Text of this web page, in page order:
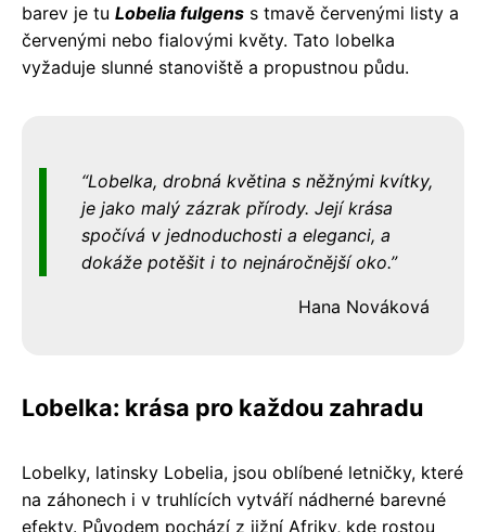
barev je tu Lobelia fulgens s tmavě červenými listy a
červenými nebo fialovými květy. Tato lobelka
vyžaduje slunné stanoviště a propustnou půdu.
Lobelka, drobná květina s něžnými kvítky,
je jako malý zázrak přírody. Její krása
spočívá v jednoduchosti a eleganci, a
dokáže potěšit i to nejnáročnější oko.
Hana Nováková
Lobelka: krása pro každou zahradu
Lobelky, latinsky Lobelia, jsou oblíbené letničky, které
na záhonech i v truhlících vytváří nádherné barevné
efekty. Původem pochází z jižní Afriky, kde rostou